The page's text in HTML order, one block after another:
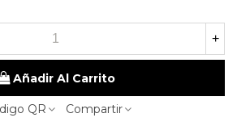
+
Añadir Al Carrito
QR Compartir